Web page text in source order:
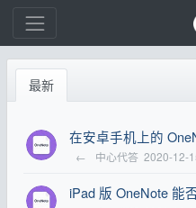
最新
在安卓手机上的
← 中心代答 2020-12-
iPad 版 OneNote 能